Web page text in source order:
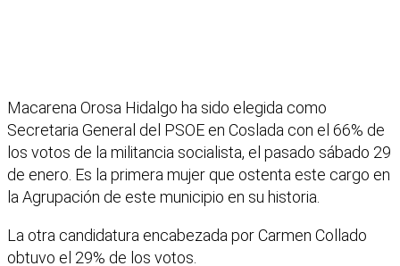
Macarena Orosa Hidalgo ha sido elegida como
Secretaria General del PSOE en Coslada con el 66% de
los votos de la militancia socialista, el pasado sábado 29
de enero. Es la primera mujer que ostenta este cargo en
la Agrupación de este municipio en su historia.
La otra candidatura encabezada por Carmen Collado
obtuvo el 29% de los votos.